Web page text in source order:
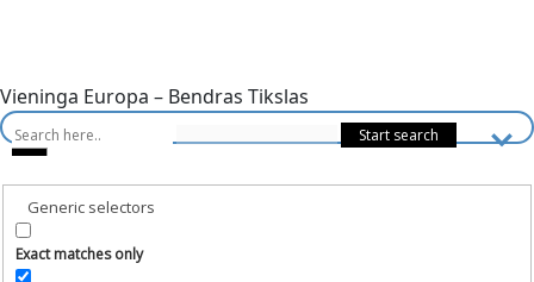
Vieninga Europa – Bendras Tikslas
Generic selectors
Exact matches only